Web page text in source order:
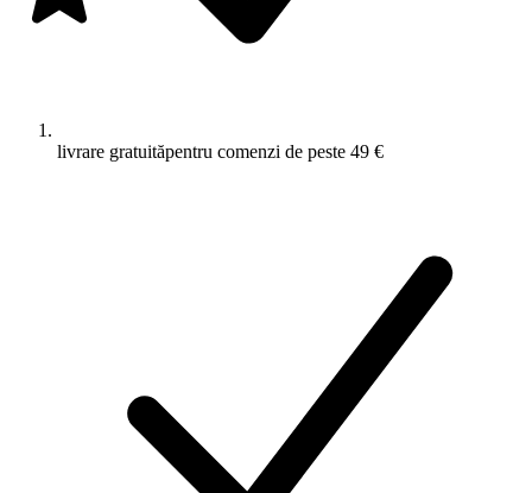
livrare gratuităpentru comenzi de peste 49 €